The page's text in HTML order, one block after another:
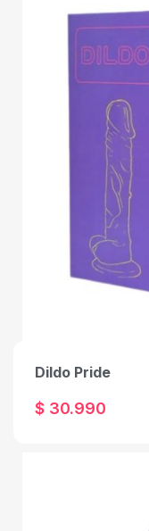
Dildo Pride
$ 30.990